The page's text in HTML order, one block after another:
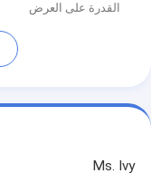
القدرة على العرض
Ms. Ivy